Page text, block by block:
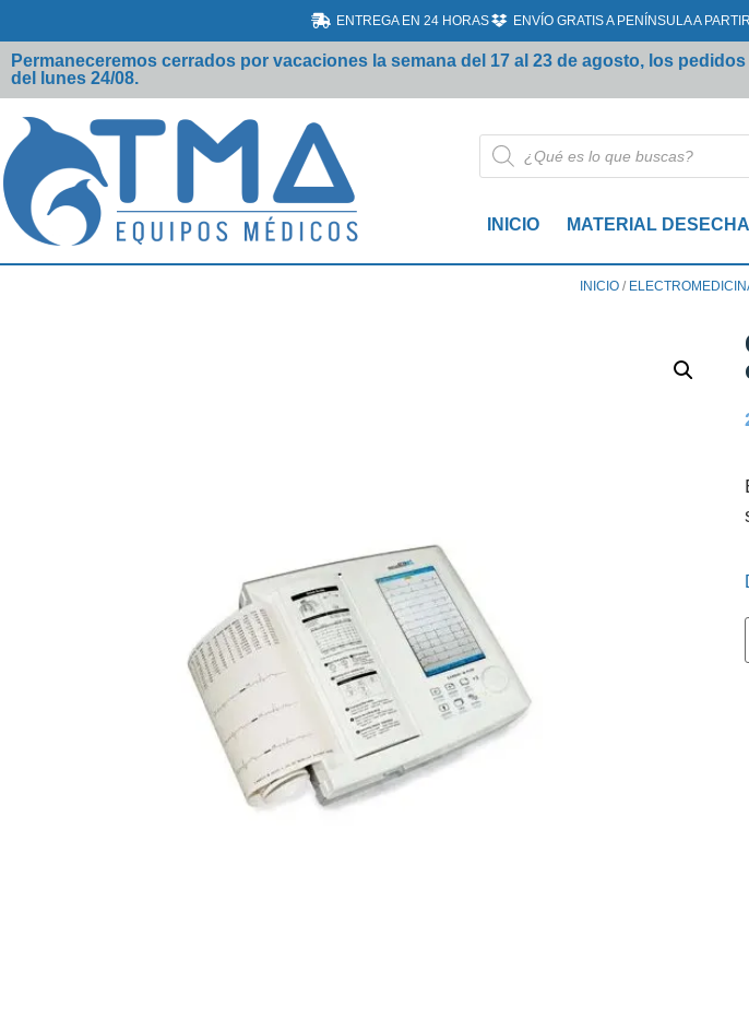
ENTREGA EN 24 HORAS ENVÍO GRATIS A PENÍNSULA A
Permaneceremos cerrados por vacaciones la semana del 17 al 23 de agosto, los
del lunes 24/08.
INICIO MATERIAL
INICIO /